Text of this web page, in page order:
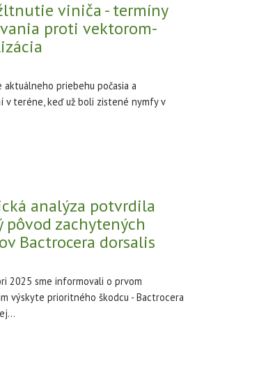
viniča - termíny
proti vektorom-
aktuálneho priebehu počasia a
v teréne, keď už boli zistené nymfy v
analýza potvrdila
pôvod zachytených
Bactrocera dorsalis
2025 sme informovali o prvom
výskyte prioritného škodcu - Bactrocera